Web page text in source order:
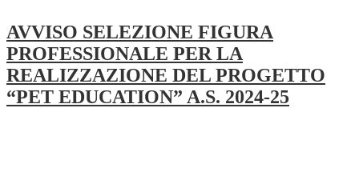
AVVISO SELEZIONE FIGURA
PROFESSIONALE PER LA
REALIZZAZIONE DEL PROGETTO
“PET EDUCATION” A.S. 2024-25